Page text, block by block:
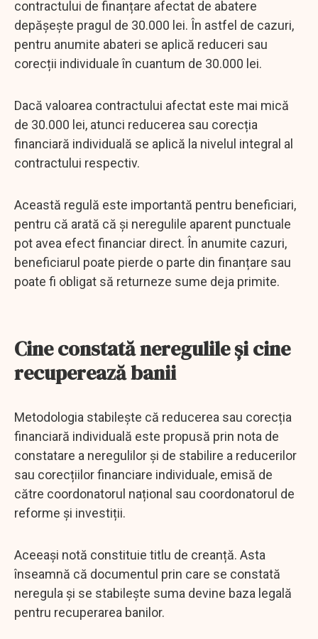
contractului de finanțare afectat de abatere
depășește pragul de 30.000 lei. În astfel de cazuri,
pentru anumite abateri se aplică reduceri sau
corecții individuale în cuantum de 30.000 lei.
Dacă valoarea contractului afectat este mai mică
de 30.000 lei, atunci reducerea sau corecția
financiară individuală se aplică la nivelul integral al
contractului respectiv.
Această regulă este importantă pentru beneficiari,
pentru că arată că și neregulile aparent punctuale
pot avea efect financiar direct. În anumite cazuri,
beneficiarul poate pierde o parte din finanțare sau
poate fi obligat să returneze sume deja primite.
Cine constată neregulile și cine
recuperează banii
Metodologia stabilește că reducerea sau corecția
financiară individuală este propusă prin nota de
constatare a neregulilor și de stabilire a reducerilor
sau corecțiilor financiare individuale, emisă de
către coordonatorul național sau coordonatorul de
reforme și investiții.
Aceeași notă constituie titlu de creanță. Asta
înseamnă că documentul prin care se constată
neregula și se stabilește suma devine baza legală
pentru recuperarea banilor.